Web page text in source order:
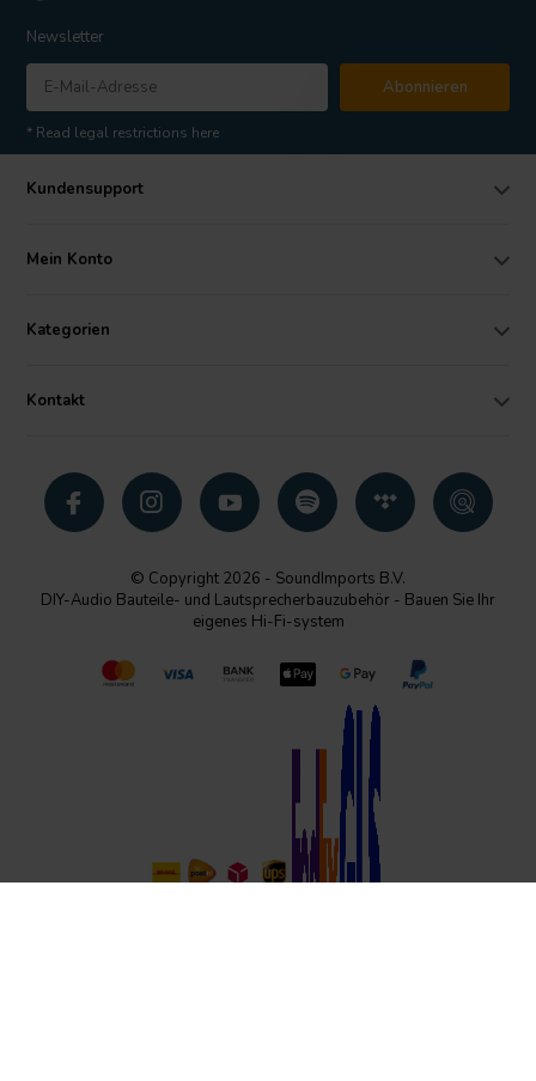
Newsletter
Abonnieren
* Read legal restrictions here
Kundensupport
Mein Konto
Kategorien
Kontakt
© Copyright 2026 - SoundImports B.V.
DIY-Audio Bauteile- und Lautsprecherbauzubehör - Bauen Sie Ihr
eigenes Hi-Fi-system